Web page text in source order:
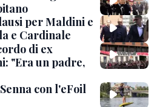
per Maldini e
e Cardinale
di ex
"Era un padre,
con l'eFoil